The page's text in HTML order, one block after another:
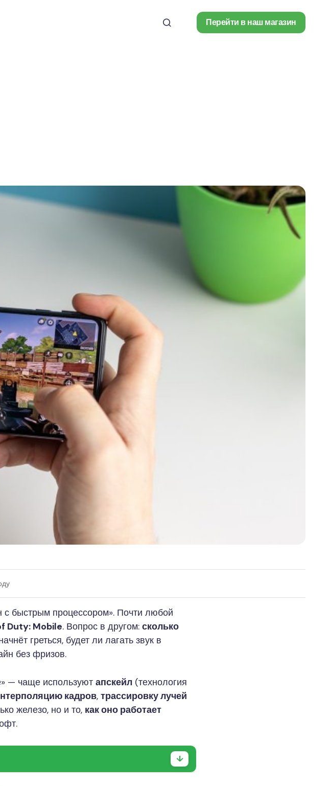
Перейти в наш магазин
быстрым процессором». Почти любой
Duty: Mobile. Вопрос в другом:сколько
греться, будет ли лагать звук в
без фризов.
— чаще используютапскейл (технология
кадров,трассировку лучей
железо, но и то, как оно работает